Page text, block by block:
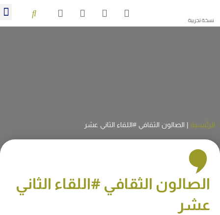
نسخة تجريبة
الرئيسية | الصالون الثقافي #اللقاء الثاني عشر
الصالون الثقافي #اللقاء الثاني
عشر